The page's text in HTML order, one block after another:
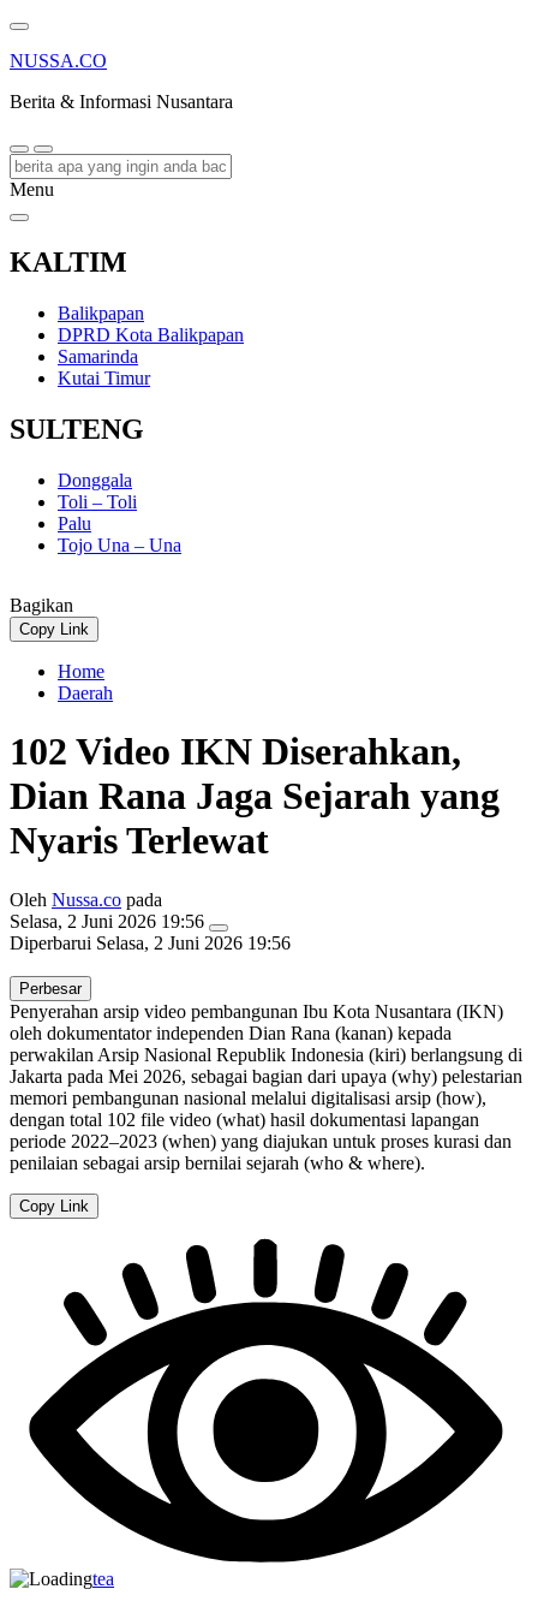
NUSSA.CO
Berita & Informasi Nusantara
Menu
KALTIM
Balikpapan
DPRD Kota Balikpapan
Samarinda
Kutai Timur
SULTENG
Donggala
Toli – Toli
Palu
Tojo Una – Una
Bagikan
Copy Link
Home
Daerah
102 Video IKN Diserahkan,
Dian Rana Jaga Sejarah yang
Nyaris Terlewat
Oleh Nussa.co pada
Selasa, 2 Juni 2026 19:56
Diperbarui Selasa, 2 Juni 2026 19:56
Perbesar
Penyerahan arsip video pembangunan Ibu Kota Nusantara (IKN)
oleh dokumentator independen Dian Rana (kanan) kepada
perwakilan Arsip Nasional Republik Indonesia (kiri) berlangsung di
Jakarta pada Mei 2026, sebagai bagian dari upaya (why) pelestarian
memori pembangunan nasional melalui digitalisasi arsip (how),
dengan total 102 file video (what) hasil dokumentasi lapangan
periode 2022–2023 (when) yang diajukan untuk proses kurasi dan
penilaian sebagai arsip bernilai sejarah (who & where).
Copy Link
tea